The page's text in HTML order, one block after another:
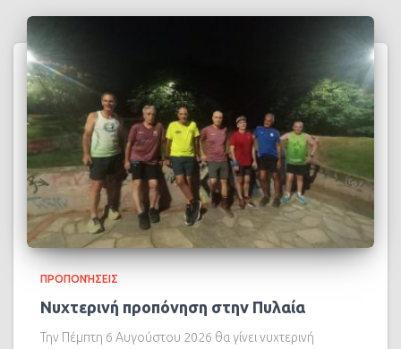
ΠΡΟΠΟΝΉΣΕΙΣ
Νυχτερινή προπόνηση στην Πυλαία
Την Πέμπτη 6 Αυγούστου 2026 θα γίνει νυχτερινή